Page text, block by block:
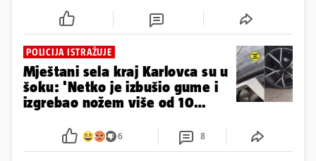
POLICIJA ISTRAŽUJE
Mještani sela kraj Karlovca su u
šoku: 'Netko je izbušio gume i
izgrebao nožem više od 10
6 8